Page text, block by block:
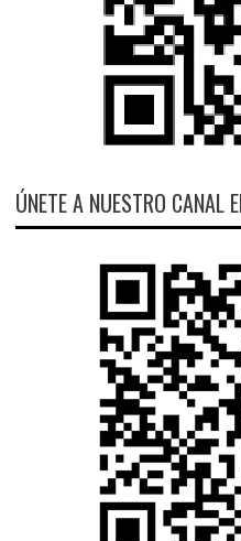
ÚNETE A NUESTRO CANAL